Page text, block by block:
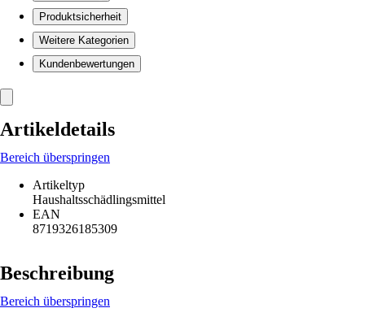
Produktsicherheit
Weitere Kategorien
Kundenbewertungen
Artikeldetails
Bereich überspringen
Artikeltyp
Haushaltsschädlingsmittel
EAN
8719326185309
Beschreibung
Bereich überspringen